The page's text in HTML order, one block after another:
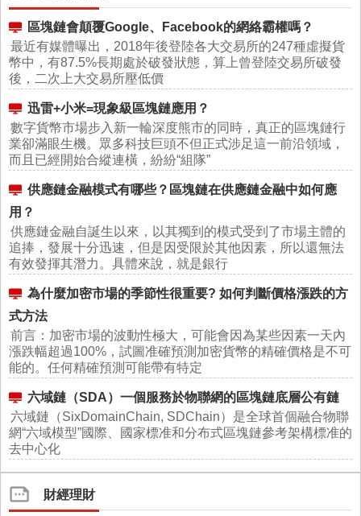
區塊鏈會顛覆Google、Facebook的網絡霸權嗎？
最近有媒體曝出，2018年後登陸各大交易所的247種虛擬貨
幣中，有87.5%長期處於破發狀態，算上曾登陸交易所破發
後，二次上大交易所壓低價
迅雷+小米=現象級區塊鏈應用？
數字貨幣市場步入新一輪深度熊市的同時，真正的區塊鏈行
業卻滿眼生機。眾多科技巨頭不但正式涉足這一前沿領域，
而且已經開始合縱連橫，紛紛“組隊”
供應鏈金融模式有哪些？區塊鏈在供應鏈金融中如何應
用？
供應鏈金融自誕生以來，以其獨到的模式受到了市場主體的
追捧，發展十分迅速，但是因受限於其他因素，所以還無法
有效發揮其潛力。具體來說，就是銀行
為什麼加密市場的季節性很重要? 如何判斷價格漲跌的方
式方法
前言：加密市場的波動性極大，可能會因為某些因素一天內
漲跌幅超過100%，試圖准確預測加密貨幣的精確價格是不可
能的。任何精確預測可能帶有特定
六域鏈（SDA）一個服務於物聯網的區塊鏈底層公有鏈
六域鏈（SixDomainChain, SDChain）是全球首個融合物聯
網“六域模型”國際、國家標准和分布式區塊鏈參考架構標准的
去中心化
財經理財